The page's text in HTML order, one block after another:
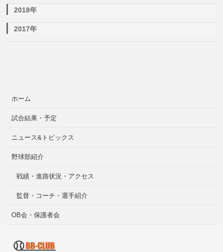
2018年
2017年
ホーム
試合結果・予定
ニュース&トピックス
野球部紹介
戦績・進路状況・アクセス
監督・コーチ・選手紹介
OB会・保護者会